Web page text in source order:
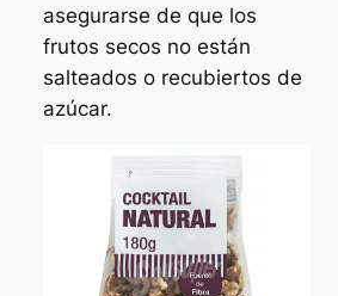
asegurarse de que los
frutos secos no están
salteados o recubiertos de
azúcar.